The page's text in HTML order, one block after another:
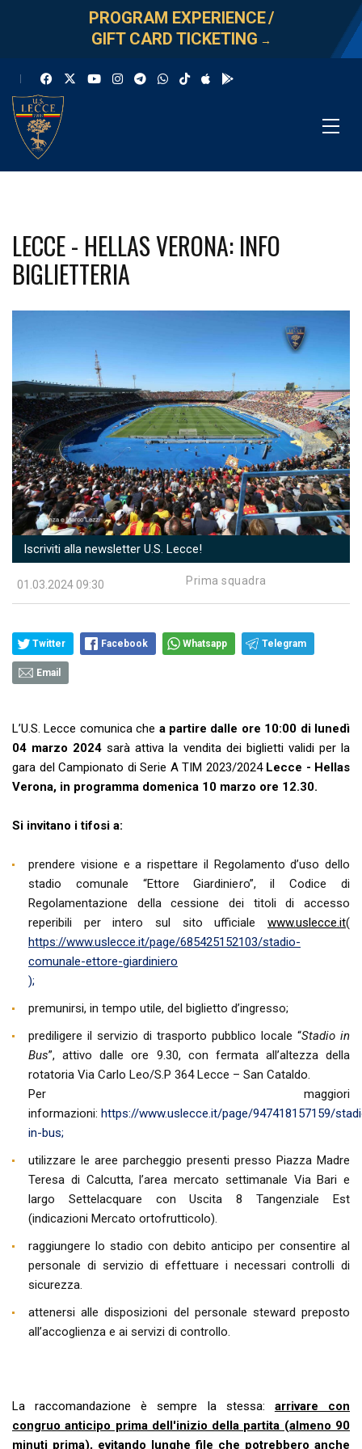
PROGRAM EXPERIENCE/
GIFT CARD TICKETING →
LECCE - HELLAS VERONA: INFO
BIGLIETTERIA
Iscriviti alla newsletter U.S. Lecce!
01.03.2024 09:30 Prima squadra
Twitter Facebook Whatsapp Telegram
Email
L’U.S. Lecce comunica che a partire dalle ore 10:00 di lunedì
04 marzo 2024sarà attiva la vendita dei biglietti validi per la
gara del Campionato di Serie A TIM 2023/2024 Lecce - Hellas
Verona, in programma domenica 10 marzo ore 12.30.
Si invitano i tifosi a:
prendere visione e a rispettare il Regolamento d’uso dello
stadio comunale “Ettore Giardiniero”, il Codice di
Regolamentazione della cessione dei titoli di accesso
reperibili per intero sul sito ufficiale www.uslecce.it(
https://www.uslecce.it/page/685425152103/stadio-
comunale-ettore-giardiniero
);
premunirsi, in tempo utile, del biglietto d’ingresso;
prediligere il servizio di trasporto pubblico locale “Stadio in
Bus”, attivo dalle ore 9.30, con fermata all’altezza della
rotatoria Via Carlo Leo/S.P 364 Lecce – San Cataldo.
Per maggiori
informazioni: https://www.uslecce.it/page/947418157159/
in-bus;
utilizzare le aree parcheggio presenti presso Piazza Madre
Teresa di Calcutta, l’area mercato settimanale Via Bari e
largo Settelacquare con Uscita 8 Tangenziale Est
(indicazioni Mercato ortofrutticolo).
raggiungere lo stadio con debito anticipo per consentire al
personale di servizio di effettuare i necessari controlli di
sicurezza.
attenersi alle disposizioni del personale steward preposto
all’accoglienza e ai servizi di controllo.
La raccomandazione è sempre la stessa: arrivare con
congruo anticipo prima dell'inizio della partita (almeno 90
minuti prima), evitando lunghe file che potrebbero anche